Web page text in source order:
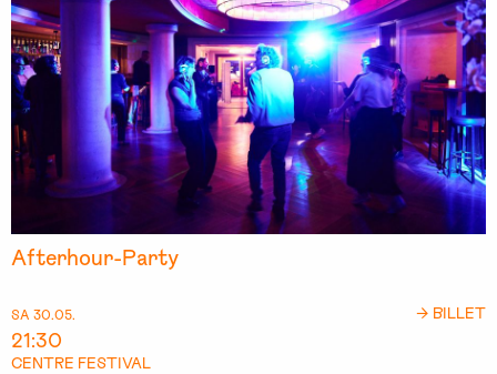
SA 30.05.
21:30
CENTRE FESTIVAL
Afterhour-Party
→ BILLET